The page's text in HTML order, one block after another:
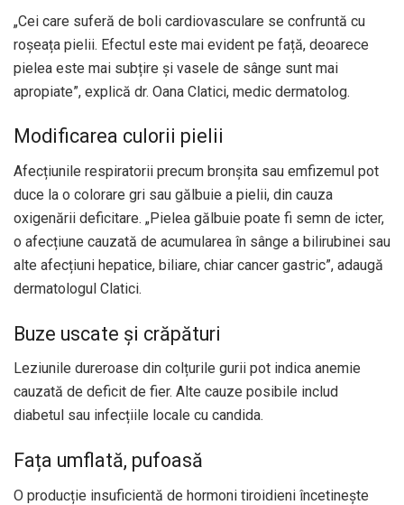
„Cei care suferă de boli cardiovasculare se confruntă cu
roșeața pielii. Efectul este mai evident pe față, deoarece
pielea este mai subțire și vasele de sânge sunt mai
apropiate”, explică dr. Oana Clatici, medic dermatolog.
Modificarea culorii pielii
Afecțiunile respiratorii precum bronșita sau emfizemul pot
duce la o colorare gri sau gălbuie a pielii, din cauza
oxigenării deficitare. „Pielea gălbuie poate fi semn de icter,
o afecțiune cauzată de acumularea în sânge a bilirubinei sau
alte afecțiuni hepatice, biliare, chiar cancer gastric”, adaugă
dermatologul Clatici.
Buze uscate și crăpături
Leziunile dureroase din colțurile gurii pot indica anemie
cauzată de deficit de fier. Alte cauze posibile includ
diabetul sau infecțiile locale cu candida.
Fața umflată, pufoasă
O producție insuficientă de hormoni tiroidieni încetinește